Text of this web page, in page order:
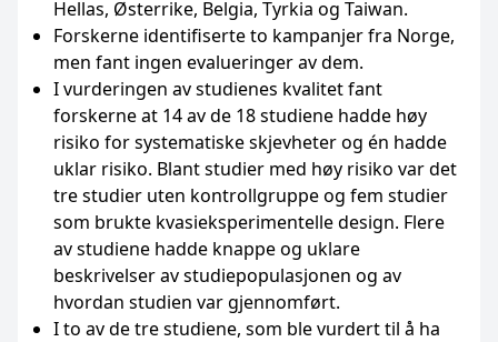
Hellas, Østerrike, Belgia, Tyrkia og Taiwan.
Forskerne identifiserte to kampanjer fra Norge,
men fant ingen evalueringer av dem.
I vurderingen av studienes kvalitet fant
forskerne at 14 av de 18 studiene hadde høy
risiko for systematiske skjevheter og én hadde
uklar risiko. Blant studier med høy risiko var det
tre studier uten kontrollgruppe og fem studier
som brukte kvasieksperimentelle design. Flere
av studiene hadde knappe og uklare
beskrivelser av studiepopulasjonen og av
hvordan studien var gjennomført.
I to av de tre studiene, som ble vurdert til å ha